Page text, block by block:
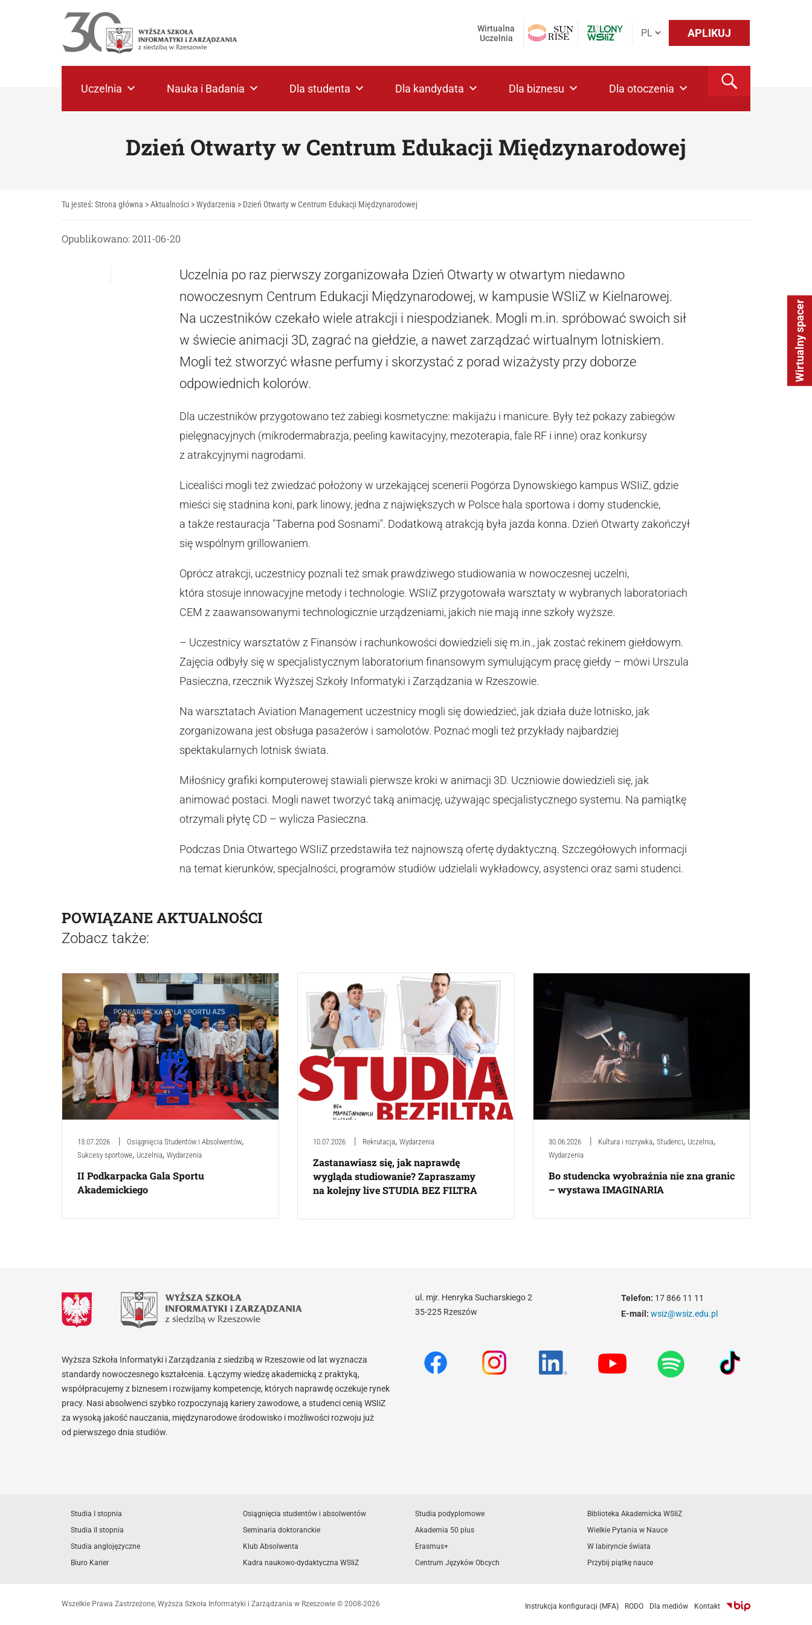
Wirtualny spacer
APLIKUJ
Wirtualna
Uczelnia
Uczelnia Nauka i Badania Dla studenta Dla kandydata Dla biznesu Dla otoczenia
Dzień Otwarty w Centrum Edukacji Międzynarodowej
Tu jesteś:Strona główna >Aktualności >Wydarzenia > Dzień Otwarty w Centrum Edukacji Międzynarodowej
Opublikowano: 2011-06-20
Uczelnia po raz pierwszy zorganizowała Dzień Otwarty w otwartym niedawno
nowoczesnym Centrum Edukacji Międzynarodowej, w kampusie WSIiZ w Kielnarowej.
Na uczestników czekało wiele atrakcji i niespodzianek. Mogli m.in. spróbować swoich sił
w świecie animacji 3D, zagrać na giełdzie, a nawet zarządzać wirtualnym lotniskiem.
Mogli też stworzyć własne perfumy i skorzystać z porad wizażysty przy doborze
odpowiednich kolorów.
Dla uczestników przygotowano też zabiegi kosmetyczne: makijażu i manicure. Były też pokazy zabiegów
pielęgnacyjnych (mikrodermabrazja, peeling kawitacyjny, mezoterapia, fale RF i inne) oraz konkursy
z atrakcyjnymi nagrodami.
Licealiści mogli też zwiedzać położony w urzekającej scenerii Pogórza Dynowskiego kampus WSIiZ, gdzie
mieści się stadnina koni, park linowy, jedna z największych w Polsce hala sportowa i domy studenckie,
a także restauracja "Taberna pod Sosnami". Dodatkową atrakcją była jazda konna. Dzień Otwarty zakończył
się wspólnym grillowaniem.
Oprócz atrakcji, uczestnicy poznali też smak prawdziwego studiowania w nowoczesnej uczelni,
która stosuje innowacyjne metody i technologie. WSIiZ przygotowała warsztaty w wybranych laboratoriach
CEM z zaawansowanymi technologicznie urządzeniami, jakich nie mają inne szkoły wyższe.
– Uczestnicy warsztatów z Finansów i rachunkowości dowiedzieli się m.in., jak zostać rekinem giełdowym.
Zajęcia odbyły się w specjalistycznym laboratorium finansowym symulującym pracę giełdy – mówi Urszula
Pasieczna, rzecznik Wyższej Szkoły Informatyki i Zarządzania w Rzeszowie.
Na warsztatach Aviation Management uczestnicy mogli się dowiedzieć, jak działa duże lotnisko, jak
zorganizowana jest obsługa pasażerów i samolotów. Poznać mogli też przykłady najbardziej
spektakularnych lotnisk świata.
Miłośnicy grafiki komputerowej stawiali pierwsze kroki w animacji 3D. Uczniowie dowiedzieli się, jak
animować postaci. Mogli nawet tworzyć taką animację, używając specjalistycznego systemu. Na pamiątkę
otrzymali płytę CD – wylicza Pasieczna.
Podczas Dnia Otwartego WSIiZ przedstawiła też najnowszą ofertę dydaktyczną. Szczegółowych informacji
na temat kierunków, specjalności, programów studiów udzielali wykładowcy, asystenci oraz sami studenci.
POWIĄZANE AKTUALNOŚCI
Zobacz także:
13.07.2026 Osiągnięcia Studentów i Absolwentów,
Sukcesy sportowe, Uczelnia, Wydarzenia
II Podkarpacka Gala Sportu
Akademickiego
10.07.2026 Rekrutacja, Wydarzenia
Zastanawiasz się, jak naprawdę
wygląda studiowanie? Zapraszamy
na kolejny live STUDIA BEZ FILTRA
30.06.2026 Kultura i rozrywka, Studenci, Uczelnia,
Wydarzenia
Bo studencka wyobraźnia nie zna granic
– wystawa IMAGINARIA
Wyższa Szkoła Informatyki i Zarządzania z siedzibą w Rzeszowie od lat wyznacza
standardy nowoczesnego kształcenia. Łączymy wiedzę akademicką z praktyką,
współpracujemy z biznesem i rozwijamy kompetencje, których naprawdę oczekuje rynek
pracy. Nasi absolwenci szybko rozpoczynają kariery zawodowe, a studenci cenią WSIiZ
za wysoką jakość nauczania, międzynarodowe środowisko i możliwości rozwoju już
od pierwszego dnia studiów.
ul. mjr. Henryka Sucharskiego 2
35-225 Rzeszów
Telefon: 17 866 11 11
E-mail: wsiz@wsiz.edu.pl
Studia I stopnia
Studia II stopnia
Studia anglojęzyczne
Biuro Karier
Osiągnięcia studentów i absolwentów
Seminaria doktoranckie
Klub Absolwenta
Kadra naukowo-dydaktyczna WSIiZ
Studia podyplomowe
Akademia 50 plus
Erasmus+
Centrum Języków Obcych
Biblioteka Akademicka WSIiZ
Wielkie Pytania w Nauce
W labiryncie świata
Przybij piątkę nauce
Wszelkie Prawa Zastrzeżone, Wyższa Szkoła Informatyki i Zarządzania w Rzeszowie © 2008-2026 Instrukcja konfiguracji (MFA) RODO Dla mediów Kontakt